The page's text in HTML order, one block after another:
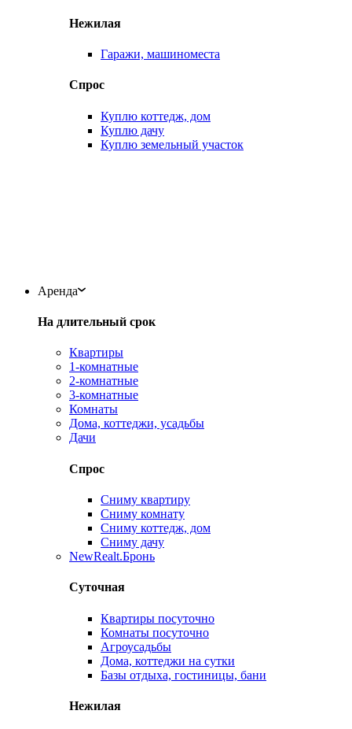
Нежилая
Гаражи, машиноместа
Спрос
Куплю коттедж, дом
Куплю дачу
Куплю земельный участок
Аренда
На длительный срок
Квартиры
1-комнатные
2-комнатные
3-комнатные
Комнаты
Дома, коттеджи, усадьбы
Дачи
Спрос
Сниму квартиру
Сниму комнату
Сниму коттедж, дом
Сниму дачу
NewRealt.Бронь
Суточная
Квартиры посуточно
Комнаты посуточно
Агроусадьбы
Дома, коттеджи на сутки
Базы отдыха, гостиницы, бани
Нежилая